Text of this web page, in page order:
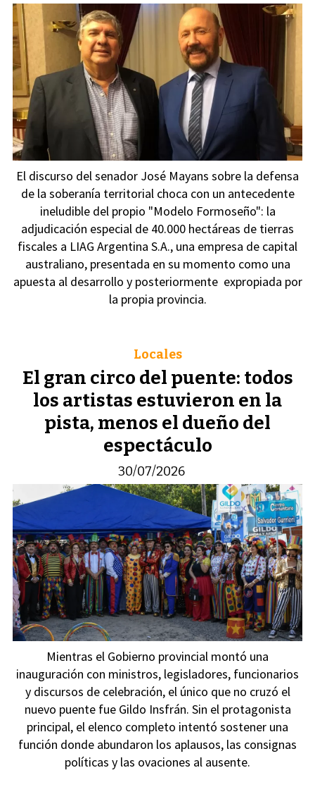
El discurso del senador José Mayans sobre la defensa
de la soberanía territorial choca con un antecedente
ineludible del propio "Modelo Formoseño": la
adjudicación especial de 40.000 hectáreas de tierras
fiscales a LIAG Argentina S.A., una empresa de capital
australiano, presentada en su momento como una
apuesta al desarrollo y posteriormente expropiada por
la propia provincia.
El gran circo del puente: todos
los artistas estuvieron en la
pista, menos el dueño del
espectáculo
Locales
30/07/2026
Mientras el Gobierno provincial montó una
inauguración con ministros, legisladores, funcionarios
y discursos de celebración, el único que no cruzó el
nuevo puente fue Gildo Insfrán. Sin el protagonista
principal, el elenco completo intentó sostener una
función donde abundaron los aplausos, las consignas
políticas y las ovaciones al ausente.